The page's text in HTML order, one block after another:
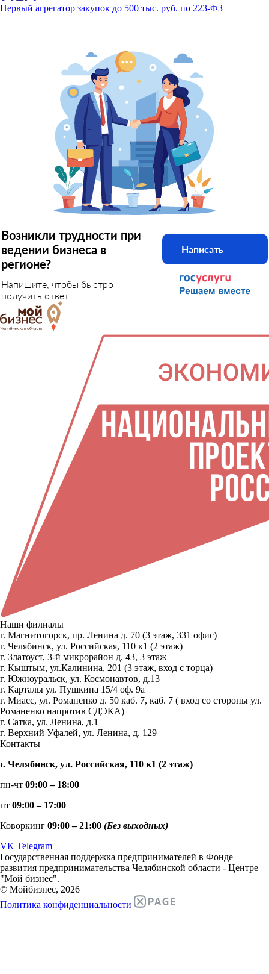
Первый агрегатор закупок до 500 тыс. руб. по 223-ФЗ
Возникли трудности при
ведении бизнеса в
регионе?
Напишите, чтобы быстро
получить ответ
Написать
Наши филиалы
г. Магнитогорск, пр. Ленина д. 70 (3 этаж, 331 офис)
г. Челябинск, ул. Российская, 110 к1 (2 этаж)
г. Златоуст, 3-й микрорайон д. 43, 3 этаж
г. Кыштым, ул.Калинина, 201 (3 этаж, вход с торца)
г. Южноуральск, ул. Космонавтов, д.13
г. Карталы ул. Пушкина 15/4 оф. 9а
г. Миасс, ул. Романенко д. 50 каб. 7, каб. 7 ( вход со стороны ул.
Романенко напротив СДЭКА)
г. Сатка, ул. Ленина, д.1
г. Верхний Уфалей, ул. Ленина, д. 129
Контакты
г. Челябинск, ул. Российская, 110 к1 (2 этаж)
пн-чт 09:00 – 18:00
пт 09:00 – 17:00
Коворкинг 09:00 – 21:00 (Без выходных)
VK Telegram
Государственная поддержка предпринимателей в Фонде
развития предпринимательства Челябинской области - Центре
"Мой бизнес".
© Мойбизнес, 2026
Политика конфиденциальности